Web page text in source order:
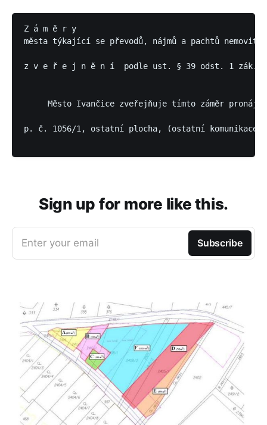
Z á m ě r y
města týkající se převodů, nájmů a pachtů
z v e ř e j n ě n í  podle ust. § 39 odst. 1 zák. č.
Město Ivančice zveřejňuje tímto záměr
p. č. 1056/1, ostatní plocha, (ostatní komunikace),
Sign up for more like this.
Enter your email Subscribe